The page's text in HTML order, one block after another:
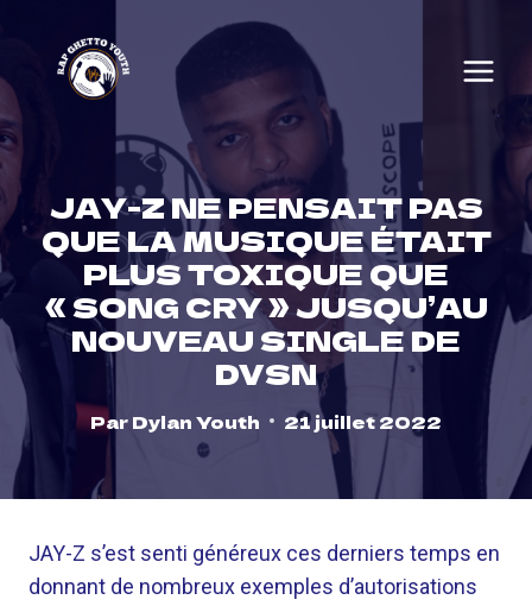
content
JAY-Z NE PENSAIT PAS
QUE LA MUSIQUE ÉTAIT
PLUS TOXIQUE QUE
« SONG CRY » JUSQU’AU
NOUVEAU SINGLE DE
DVSN
ParDylan Youth 21 juillet 2022
JAY-Z s’est senti généreux ces derniers temps en
donnant de nombreux exemples d’autorisations